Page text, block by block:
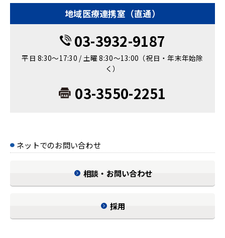
地域医療連携室（直通）
03-3932-9187
平日 8:30～17:30 / 土曜 8:30～13:00（祝日・年末年始除
く）
03-3550-2251
ネットでのお問い合わせ
相談・お問い合わせ
採用